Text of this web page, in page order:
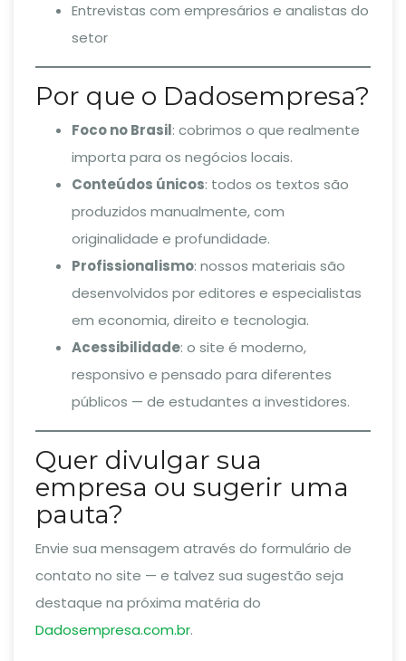
Entrevistas com empresários e analistas do
setor
Por que o Dadosempresa?
Foco no Brasil: cobrimos o que realmente
importa para os negócios locais.
Conteúdos únicos: todos os textos são
produzidos manualmente, com
originalidade e profundidade.
Profissionalismo: nossos materiais são
desenvolvidos por editores e especialistas
em economia, direito e tecnologia.
Acessibilidade: o site é moderno,
responsivo e pensado para diferentes
públicos — de estudantes a investidores.
Quer divulgar sua
empresa ou sugerir uma
pauta?
Envie sua mensagem através do formulário de
contato no site — e talvez sua sugestão seja
destaque na próxima matéria do
Dadosempresa.com.br.